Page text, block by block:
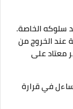
سلوكه الخاصة.
عند الخروج من
معتاد على
في قرارة